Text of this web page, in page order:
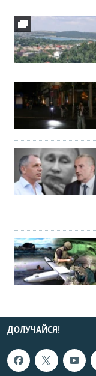
ДОЛУЧАЙСЯ!